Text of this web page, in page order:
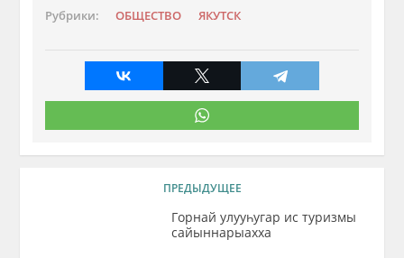
Рубрики: ОБЩЕСТВО ЯКУТСК
ПРЕДЫДУЩЕЕ
Горнай улууһугар ис туризмы
сайыннарыахха